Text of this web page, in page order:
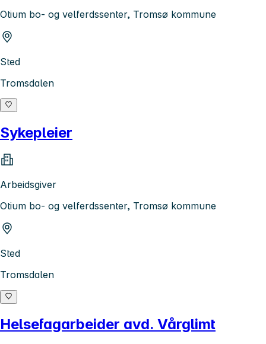
Otium bo- og velferdssenter, Tromsø kommune
Sted
Tromsdalen
Sykepleier
Arbeidsgiver
Otium bo- og velferdssenter, Tromsø kommune
Sted
Tromsdalen
Helsefagarbeider avd. Vårglimt